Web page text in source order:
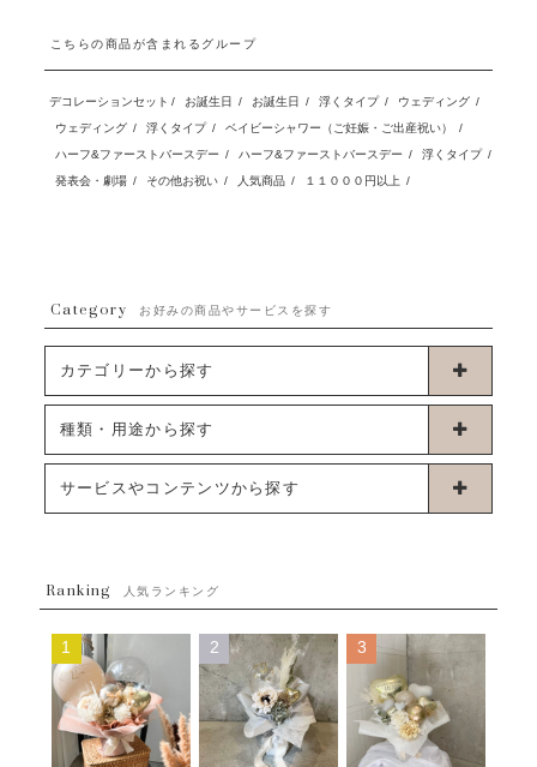
こちらの商品が含まれるグループ
デコレーションセット / お誕生日 / お誕生日 / 浮くタイプ / ウェディング /
ウェディング / 浮くタイプ / ベイビーシャワー（ご妊娠・ご出産祝い）
/
ハーフ&ファーストバースデー / ハーフ&ファーストバースデー / 浮くタイプ /
発表会・劇場 / その他お祝い / 人気商品 / １１０００円以上 /
Category お好みの商品やサービスを探す
カテゴリーから探す
卓上タイプバルーン
ブーケタイプバルーン
ムーンリットバルーン
コンフェッティバルーン
フリンジバルーン
デコレーションセット
種類・用途から探す
お誕生日
開店・周年祝い
発表会・劇場
サービスやコンテンツから探す
発送について
Q&A
メッセージカード・電報について
オーダーメイドについて
Ranking 人気ランキング
1 2 3